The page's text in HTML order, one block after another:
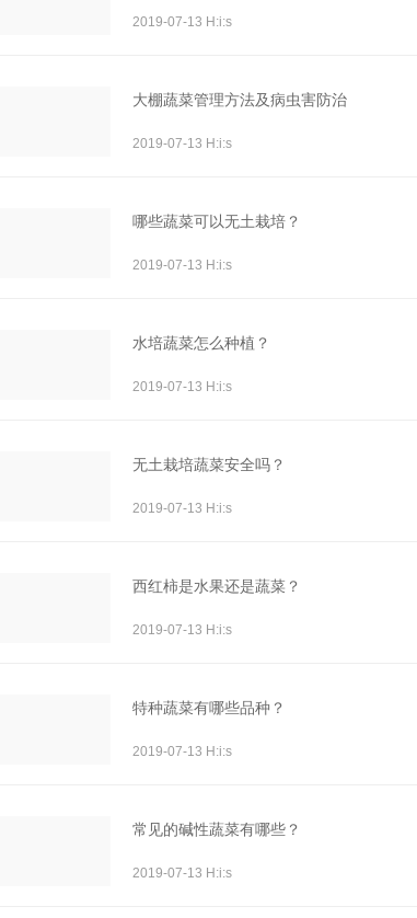
2019-07-13 H:i:s
大棚蔬菜管理方法及病虫害防治
2019-07-13 H:i:s
哪些蔬菜可以无土栽培？
2019-07-13 H:i:s
水培蔬菜怎么种植？
2019-07-13 H:i:s
无土栽培蔬菜安全吗？
2019-07-13 H:i:s
西红柿是水果还是蔬菜？
2019-07-13 H:i:s
特种蔬菜有哪些品种？
2019-07-13 H:i:s
常见的碱性蔬菜有哪些？
2019-07-13 H:i:s